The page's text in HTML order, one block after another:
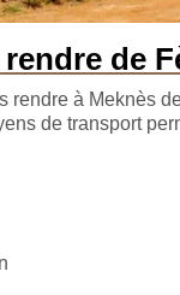
de
rendre à Meknès
de transport